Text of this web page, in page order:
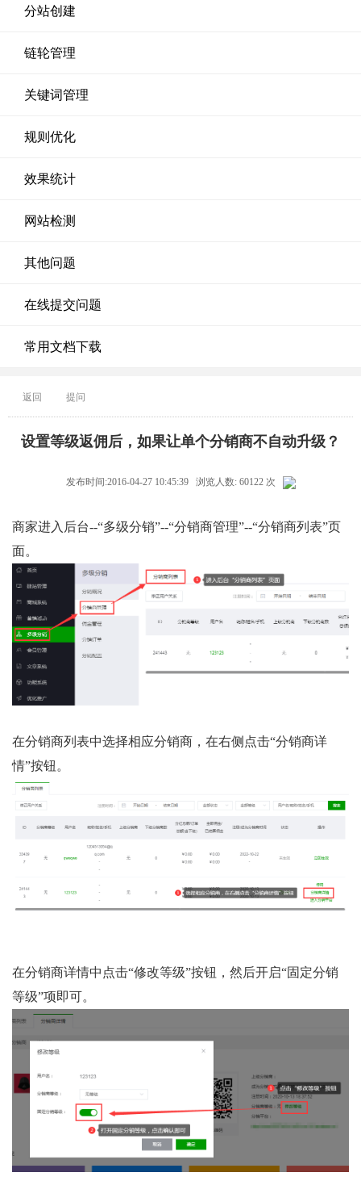
分站创建
链轮管理
关键词管理
规则优化
效果统计
网站检测
其他问题
在线提交问题
常用文档下载
返回 提问
设置等级返佣后，如果让单个分销商不自动升级？
发布时间:2016-04-27 10:45:39 浏览人数: 60122 次
商家进入后台--“多级分销”--“分销商管理”--“分销商列表”页
面。
在分销商列表中选择相应分销商，在右侧点击“分销商详
情”按钮。
在分销商详情中点击“修改等级”按钮，然后开启“固定分销
等级”项即可。